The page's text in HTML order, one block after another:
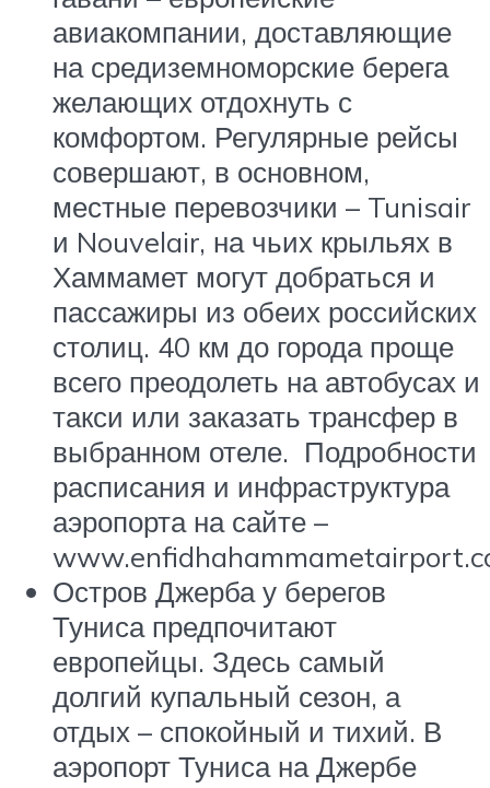
авиакомпании, доставляющие
на средиземноморские берега
желающих отдохнуть с
комфортом. Регулярные рейсы
совершают, в основном,
местные перевозчики – Tunisair
и Nouvelair, на чьих крыльях в
Хаммамет могут добраться и
пассажиры из обеих российских
столиц. 40 км до города проще
всего преодолеть на автобусах и
такси или заказать трансфер в
выбранном отеле. Подробности
расписания и инфраструктура
аэропорта на сайте –
Остров Джерба у берегов
Туниса предпочитают
европейцы. Здесь самый
долгий купальный сезон, а
отдых – спокойный и тихий. В
аэропорт Туниса на Джербе